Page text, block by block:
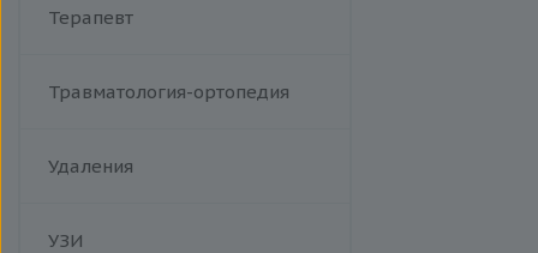
Терапевт
Травматология-ортопедия
Удаления
УЗИ